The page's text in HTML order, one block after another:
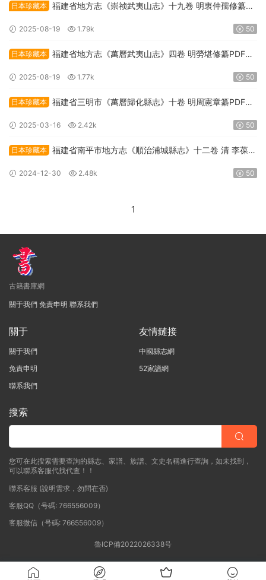
日本珍藏本 福建省地方志《崇祯武夷山志》十九卷 明衷仲孺修纂
2025-08-19 1.79k 50
日本珍藏本 福建省地方志《萬曆武夷山志》四卷 明勞堪修纂PDF高
2025-08-19 1.77k 50
日本珍藏本 福建省三明市《萬曆歸化縣志》十卷 明周憲章纂PDF高
2025-03-16 2.42k 50
日本珍藏本 福建省南平市地方志《順治浦城縣志》十二卷 清 李葆貞
2024-12-30 2.48k 50
1
古籍書庫網
關于我們 免責申明 聯系我們
關于
關于我們
免責申明
聯系我們
友情鏈接
中國縣志網
52家譜網
搜索
您可在此搜索需要查詢的縣志、家譜、族譜、文史名稱進行查詢，如未找到，
可以聯系客服代找代查！！
聯系客服 (說明需求，勿問在否)
客服QQ（号碼: 766556009）
客服微信（号碼: 766556009）
魯ICP備2022026338号